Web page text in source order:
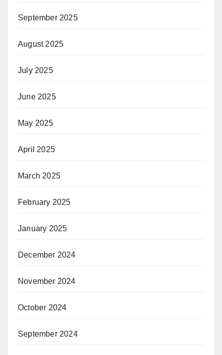
September 2025
August 2025
July 2025
June 2025
May 2025
April 2025
March 2025
February 2025
January 2025
December 2024
November 2024
October 2024
September 2024